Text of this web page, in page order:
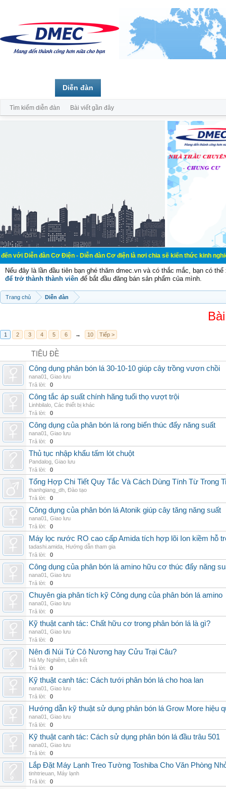
đàn Cơ Điện - Diễn đàn Cơ điện là nơi chia sẽ kiến thức kinh nghiệm
Nếu đây là lần đầu tiên bạn ghé thăm dmec.vn và có thắc mắc, bạn có
để trở thành thành viên để bắt đầu đăng bán sản phẩm của mình.
Trang chủ Diễn đàn
1 2 3 4 5 6 → 10 Tiếp >
TIÊU ĐỀ
Công dụng phân bón lá 30-10-10 giúp cây trồng vươn chồi
nana01
Giao lưu
Trả lời:
0
Công tắc áp suất chính hãng tuổi thọ vượt trội
Linhbilalo Các thiết bị khác
Trả lời:
0
Công dụng của phân bón lá rong biển thúc đẩy năng suất
nana01
Giao lưu
Trả lời:
0
Thủ tục nhập khẩu tấm lót chuột
Pandalog Giao lưu
Trả lời:
0
Tổng Hợp Chi Tiết Quy Tắc Và Cách Dùng Tính Từ Trong
thanhgiang_dh Đào tạo
Trả lời:
0
Công dụng của phân bón lá Atonik giúp cây tăng năng suất
nana01
Giao lưu
Trả lời:
0
Máy lọc nước RO cao cấp Amida tích hợp lõi Ion kiềm hỗ
tadashi.amida Hướng dẫn tham gia
Trả lời:
0
Công dụng của phân bón lá amino hữu cơ thúc đẩy năng
nana01
Giao lưu
Trả lời:
0
Chuyên gia phân tích kỹ Công dụng của phân bón lá amino
nana01
Giao lưu
Trả lời:
0
Kỹ thuật canh tác: Chất hữu cơ trong phân bón lá là gì?
nana01
Giao lưu
Trả lời:
0
Nên đi Núi Tứ Cô Nương hay Cửu Trại Câu?
Hà My Nghiêm Liên kết
Trả lời:
0
Kỹ thuật canh tác: Cách tưới phân bón lá cho hoa lan
nana01
Giao lưu
Trả lời:
0
Hướng dẫn kỹ thuật sử dụng phân bón lá Grow More hiệu
nana01
Giao lưu
Trả lời:
0
Kỹ thuật canh tác: Cách sử dụng phân bón lá đầu trâu 501
nana01
Giao lưu
Trả lời:
0
Lắp Đặt Máy Lạnh Treo Tường Toshiba Cho Văn Phòng
tinhtrieuan Máy lạnh
Trả lời:
0
Diễn đàn
Tìm kiếm diễn đàn Bài viết gần đây